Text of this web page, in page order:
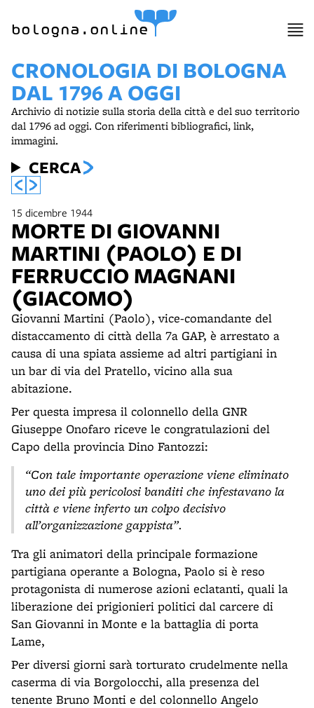
bologna.online
CRONOLOGIA DI BOLOGNA
DAL 1796 A OGGI
Archivio di notizie sulla storia della città e del suo territorio
dal 1796 ad oggi. Con riferimenti bibliografici, link,
immagini.
CERCA
15 dicembre 1944
MORTE DI GIOVANNI
MARTINI (PAOLO) E DI
FERRUCCIO MAGNANI
(GIACOMO)
Giovanni Martini (Paolo), vice-comandante del
distaccamento di città della 7a GAP, è arrestato a
causa di una spiata assieme ad altri partigiani in
un bar di via del Pratello, vicino alla sua
abitazione.
Per questa impresa il colonnello della GNR
Giuseppe Onofaro riceve le congratulazioni del
Capo della provincia Dino Fantozzi:
“Con tale importante operazione viene eliminato
uno dei più pericolosi banditi che infestavano la
città e viene inferto un colpo decisivo
all’organizzazione gappista”.
Tra gli animatori della principale formazione
partigiana operante a Bologna, Paolo si è reso
protagonista di numerose azioni eclatanti, quali la
liberazione dei prigionieri politici dal carcere di
San Giovanni in Monte e la battaglia di porta
Lame,
Per diversi giorni sarà torturato crudelmente nella
caserma di via Borgolocchi, alla presenza del
tenente Bruno Monti e del colonnello Angelo